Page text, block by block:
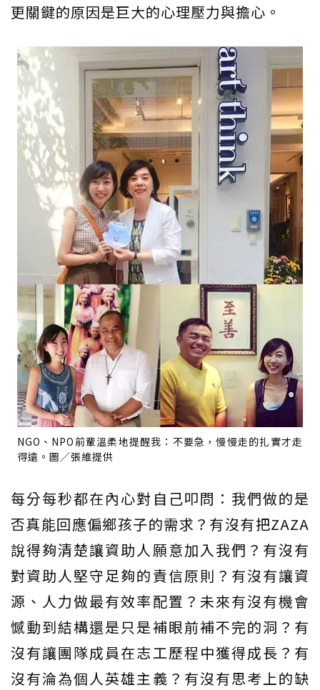
更關鍵的原因是巨大的心理壓力與擔心。
NGO、NPO前輩溫柔地提醒我：不要急，慢慢走的扎實才走
得遠。圖／張維提供
每分每秒都在內心對自己叩問：我們做的是
否真能回應偏鄉孩子的需求？有沒有把ZAZA
說得夠清楚讓資助人願意加入我們？有沒有
對資助人堅守足夠的責信原則？有沒有讓資
源、人力做最有效率配置？未來有沒有機會
憾動到結構還是只是補眼前補不完的洞？有
沒有讓團隊成員在志工歷程中獲得成長？有
沒有淪為個人英雄主義？有沒有思考上的缺